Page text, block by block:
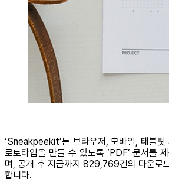
‘Sneakpeekit’는 브라우저, 모바일, 태블릿
로토타입을 만들 수 있도록 ‘PDF’ 문서를
며, 공개 후 지금까지 829,769건의 다운로
합니다.